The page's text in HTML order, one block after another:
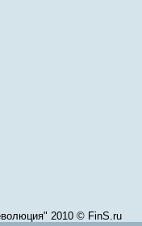
2010 © FinS.ru